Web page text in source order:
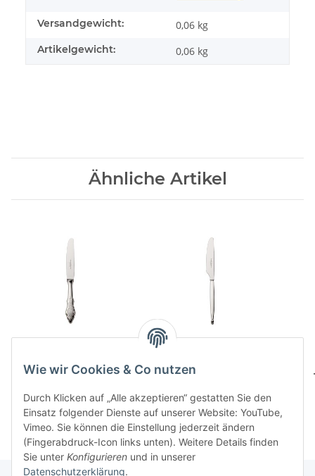
Versandgewicht: 0,06 kg
Artikelgewicht: 0,06 kg
Ähnliche Artikel
Menuemesser
161,00 CHF*
Gio 150 Menuemesser
Wie wir Cookies & Co nutzen
Durch Klicken auf „Alle akzeptieren“ gestatten Sie den
Einsatz folgender Dienste auf unserer Website: YouTube,
Vimeo. Sie können die Einstellung jederzeit ändern
(Fingerabdruck-Icon links unten). Weitere Details finden
Sie unter Konfigurieren und in unserer
Datenschutzerklärung.